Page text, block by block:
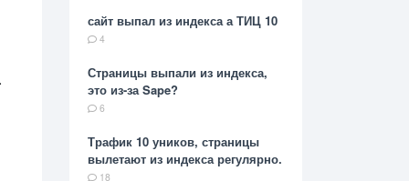
сайт выпал из индекса а ТИЦ 10
4
Страницы выпали из индекса,
это из-за Sape?
6
Трафик 10 уников, страницы
вылетают из индекса регулярно.
18